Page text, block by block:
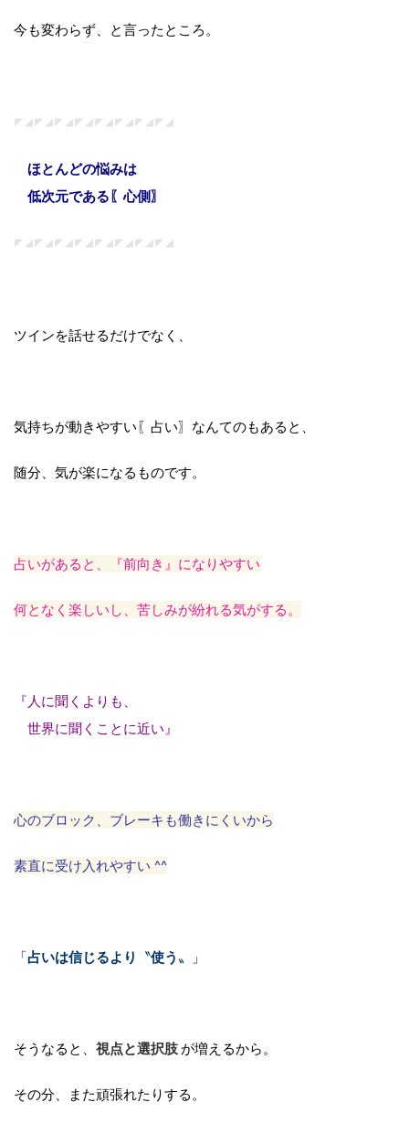
今も変わらず、と言ったところ。
◤◢◤◢◤◢◤◢◤◢◤◢◤◢◤◢
ほとんどの悩みは
低次元である〖心側〗
◤◢◤◢◤◢◤◢◤◢◤◢◤◢◤◢
ツインを話せるだけでなく、
気持ちが動きやすい〖占い〗なんてのもあると、
随分、気が楽になるものです。
占いがあると、『前向き』になりやすい
何となく楽しいし、苦しみが紛れる気がする。
『人に聞くよりも、
世界に聞くことに近い』
心のブロック、ブレーキも働きにくいから
素直に受け入れやすい ^^
「占いは信じるより 〝使う〟 」
そうなると、 視点と選択肢 が増えるから。
その分、また頑張れたりする。